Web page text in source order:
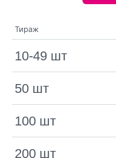
Тираж
10-49 шт
50 шт
100 шт
200 шт